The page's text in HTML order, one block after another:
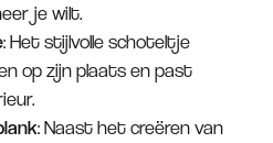
je wilt.
: Het stijlvolle schoteltje
op zijn plaats en past
: Naast het creëren van